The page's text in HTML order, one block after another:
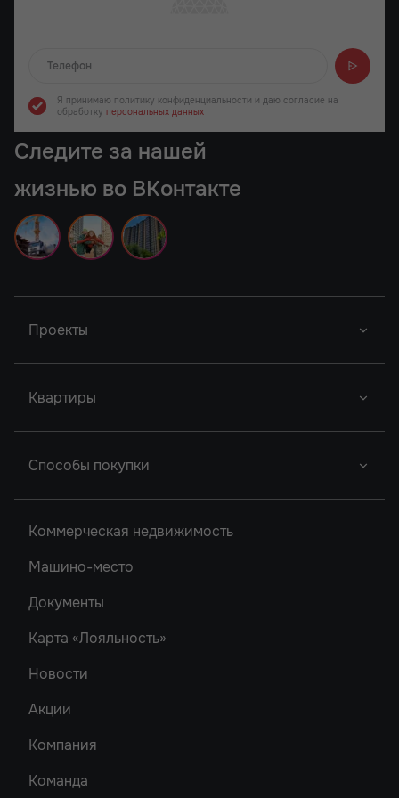
Я принимаю политику конфиденциальности и даю согласие на
обработку персональных данных
Следите за нашей
жизнью во ВКонтакте
Проекты
Донской Арбат
Легенда Ростова
Сердце Ростова
2
Кристалл-2
Рубин
Новый Проект
Квартиры
Однокомнатные
Трехкомнатные
Способы покупки
Коммерческая недвижимость
Машино-место
Документы
Карта «Лояльность»
Новости
Акции
Компания
Команда